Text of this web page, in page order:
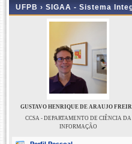
UFPB › SIGAA - Sistema
GUSTAVO HENRIQUE DE ARAUJO
CCSA - DEPARTAMENTO DE CIÊNCIA DA
INFORMAÇÃO